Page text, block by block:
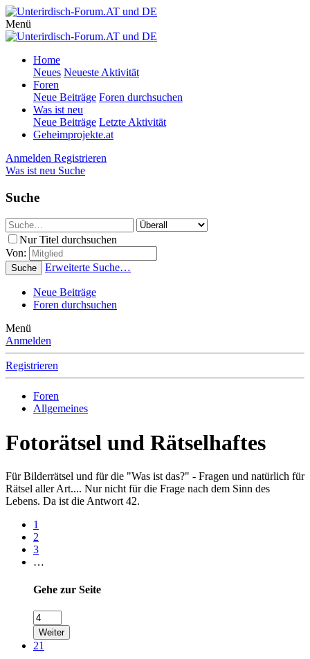
Menü
Home
Neues Neueste Aktivität
Foren
Neue Beiträge Foren durchsuchen
Was ist neu
Neue Beiträge Letzte Aktivität
Geheimprojekte.at
Anmelden Registrieren
Was ist neu Suche
Suche
Nur Titel durchsuchen
Von:
Suche Erweiterte Suche…
Neue Beiträge
Foren durchsuchen
Menü
Anmelden
Registrieren
Foren
Allgemeines
Fotorätsel und Rätselhaftes
Für Bilderrätsel und für die "Was ist das?" - Fragen und natürlich für
Rätsel aller Art.... Nur nicht für die Frage nach dem Sinn des
Lebens. Da ist die Antwort 42.
1
2
3
…
Gehe zur Seite
Weiter
21